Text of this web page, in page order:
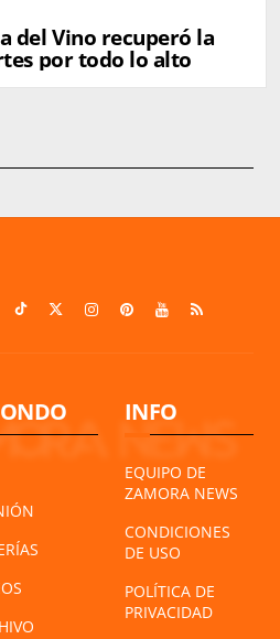
del Vino recuperó la
por todo lo alto
INFO
EQUIPO DE
ZAMORA NEWS
CONDICIONES
DE USO
POLÍTICA DE
PRIVACIDAD